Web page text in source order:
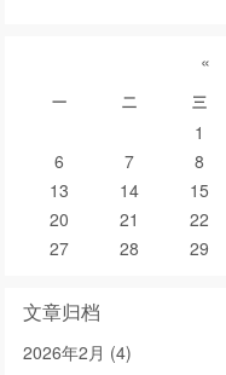
«
一 二 三
1
6
7 8
13
14 15
20
21 22
27
28 29
文章归档
2026年2月 (4)